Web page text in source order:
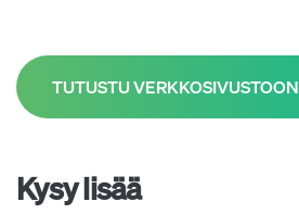
TUTUSTU VERKKOSIVUSTOON
Kysy lisää